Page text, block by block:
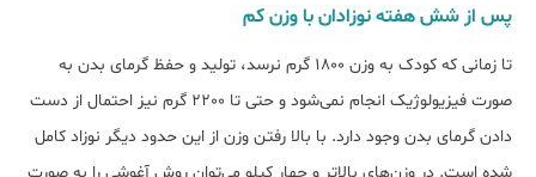
پس از شش هفته نوزادان با وزن کم
تا زمانی که کودک به وزن 1800 گرم نرسد، تولید و حفظ گرمای بدن به
صورت فیزیولوژیک انجام نمی‌شود و حتی تا 2200 گرم نیز احتمال از دست
دادن گرمای بدن وجود دارد. با بالا رفتن وزن از این حدود دیگر نوزاد کامل
شده است. در وزن‌های بالاتر و چهار کیلو می‌توان روش آغوشی را به صورت